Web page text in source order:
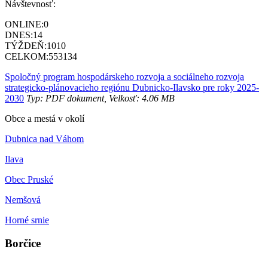
Návštevnosť:
ONLINE:0
DNES:14
TÝŽDEŇ:1010
CELKOM:553134
Spoločný program hospodárskeho rozvoja a sociálneho rozvoja
strategicko-plánovacieho regiónu Dubnicko-Ilavsko pre roky 2025-
2030 Typ: PDF dokument, Velkosť: 4.06 MB
Obce a mestá v okolí
Dubnica nad Váhom
Ilava
Obec Pruské
Nemšová
Horné srnie
Borčice